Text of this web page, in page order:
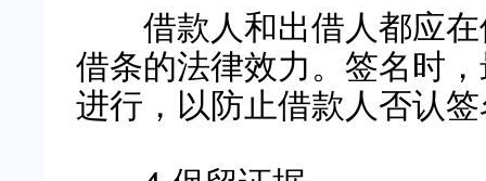
借款人和出借人都应在
借条的法律效力。签名时
进行，以防止借款人否认